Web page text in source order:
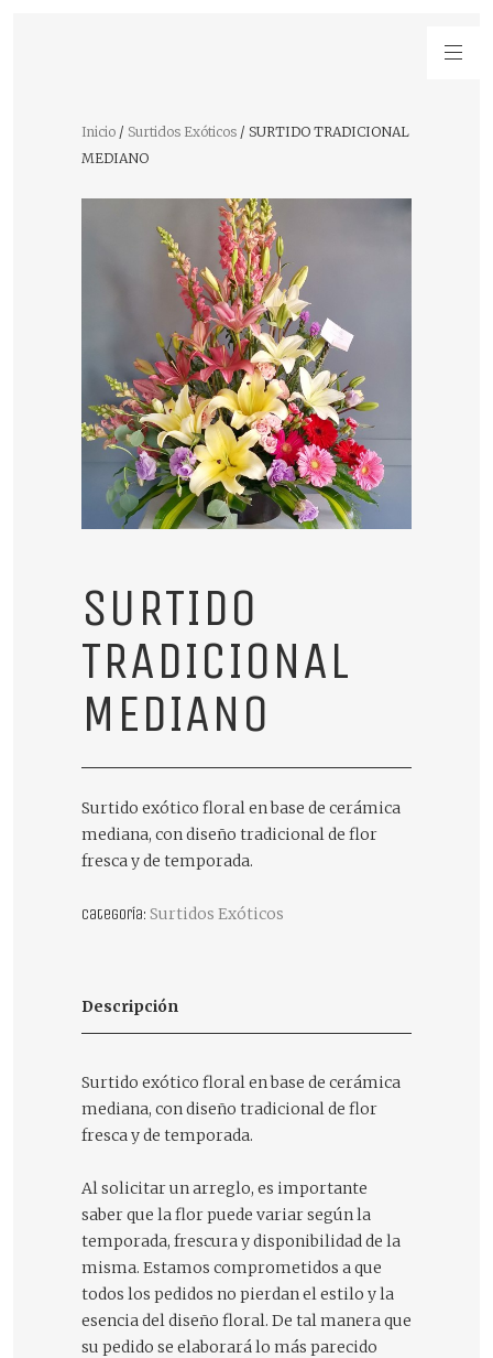
Inicio / Surtidos Exóticos / SURTIDO TRADICIONAL
MEDIANO
SURTIDO
TRADICIONAL
MEDIANO
Surtido exótico floral en base de cerámica
mediana, con diseño tradicional de flor
fresca y de temporada.
Categoría: Surtidos Exóticos
Descripción
Surtido exótico floral en base de cerámica
mediana, con diseño tradicional de flor
fresca y de temporada.
Al solicitar un arreglo, es importante
saber que la flor puede variar según la
temporada, frescura y disponibilidad de la
misma. Estamos comprometidos a que
todos los pedidos no pierdan el estilo y la
esencia del diseño floral. De tal manera que
su pedido se elaborará lo más parecido